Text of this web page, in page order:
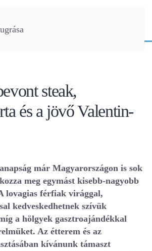
steak,
és a jövő Valentin-
már Magyarországon is sok
meg egymást kisebb-nagyobb
lovagias férfiak virággal,
kedveskedhetnek szívük
a hölgyek gasztroajándékkal
Az étterem és az
kívánunk támaszt